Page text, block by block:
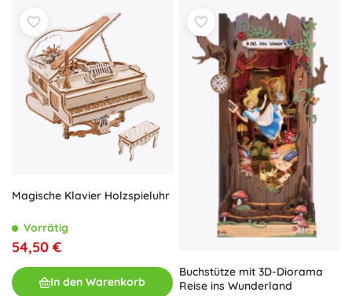
Magische Klavier Holzspieluhr
Vorrätig
54,50 €
In den Warenkorb
Buchstütze mit 3D-Diorama
Reise ins Wunderland